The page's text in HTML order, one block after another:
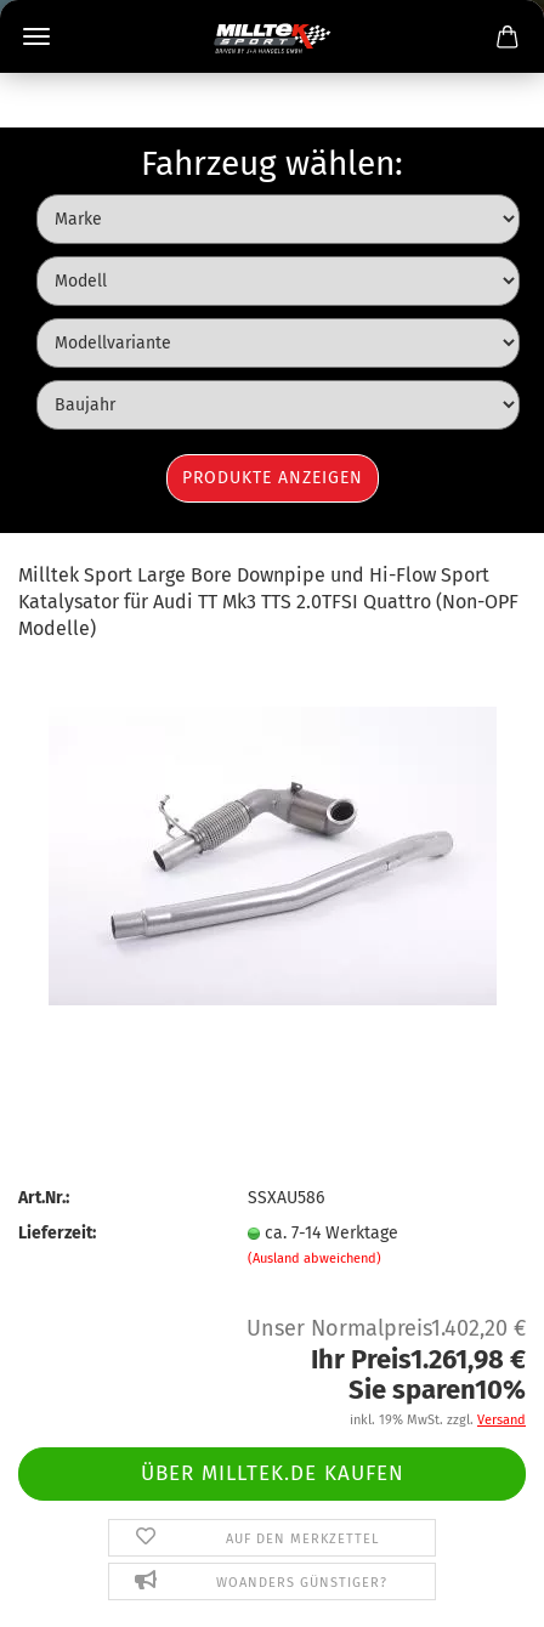
Fahrzeug wählen:
Milltek Sport Large Bore Downpipe und Hi-Flow Sport
Katalysator für Audi TT Mk3 TTS 2.0TFSI Quattro (Non-OPF
Modelle)
Art.Nr.:
SSXAU586
Lieferzeit:
ca. 7-14 Werktage
(Ausland abweichend)
Unser Normalpreis1.402,20 €
Ihr Preis1.261,98 €
Sie sparen10%
inkl. 19% MwSt. zzgl. Versand
ÜBER MILLTEK.DE KAUFEN
AUF DEN MERKZETTEL
WOANDERS GÜNSTIGER?